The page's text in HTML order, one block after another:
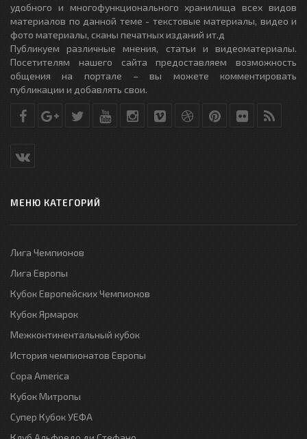
удобного и многофункционального хранилища всех видов
материалов по данной теме - текстовые материалы, видео и
фото материалы, сканы печатных изданий ит.д
Публикуем различные мнения, статьи и видеоматериалы.
Посетителям нашего сайта предоставляем возможность
общения на портале – вы можете комментировать
публикации и добавлять свои.
МЕНЮ КАТЕГОРИЙ
Лига Чемпионов
Лига Европы
Кубок Европейских Чемпионов
Кубок Ярмарок
Межконтинентальный кубок
История чемпионатов Европы
Copa America
Кубок Митропы
Супер Кубок УЕФА